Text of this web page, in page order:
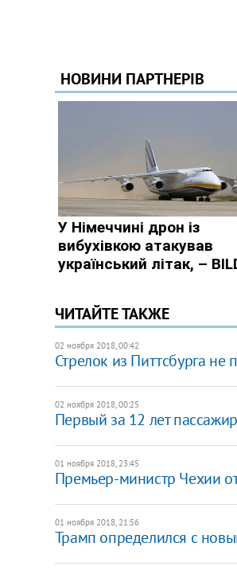
ЧИТАЙТЕ ТАКЖЕ
02 ноября 2018, 00:42
Стрелок из Питтсбурга
02 ноября 2018, 00:25
Первый за 12 лет
01 ноября 2018, 23:45
Премьер-министр Чехии
01 ноября 2018, 21:56
Трамп определился с